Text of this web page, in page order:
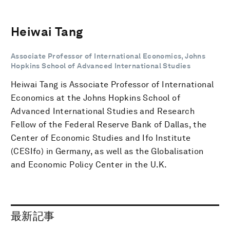
Heiwai Tang
Associate Professor of International Economics, Johns
Hopkins School of Advanced International Studies
Heiwai Tang is Associate Professor of International
Economics at the Johns Hopkins School of
Advanced International Studies and Research
Fellow of the Federal Reserve Bank of Dallas, the
Center of Economic Studies and Ifo Institute
(CESIfo) in Germany, as well as the Globalisation
and Economic Policy Center in the U.K.
最新記事